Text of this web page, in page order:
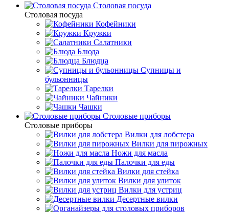
Столовая посуда
Столовая посуда
Кофейники
Кружки
Салатники
Блюда
Блюдца
Супницы и
бульонницы
Тарелки
Чайники
Чашки
Cтоловые приборы
Cтоловые приборы
Вилки для лобстера
Вилки для пирожных
Ножи для масла
Палочки для еды
Вилки для стейка
Вилки для улиток
Вилки для устриц
Десертные вилки